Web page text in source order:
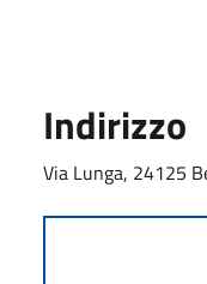
Indirizzo
Via Lunga, 24125